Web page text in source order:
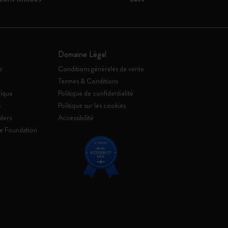
Foundation
Domaine Légal
Conditions générales de vente
Termes & Conditions
Politique de confidentialité
Politique sur les cookies
Accessibilité